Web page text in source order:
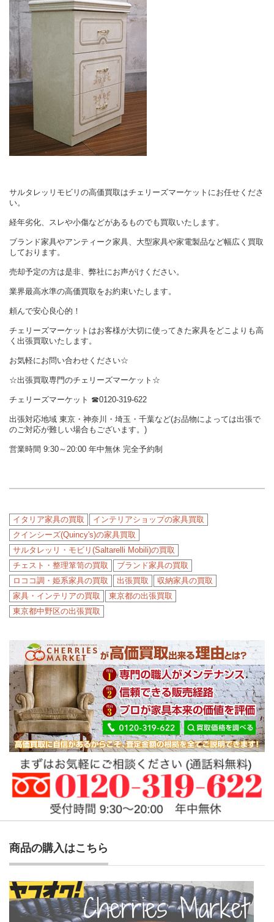
サルタレッリモビリの高価買取はチェリーズマーケットにお任せくださ
い。
経年劣化、スレや小傷などがあるものでも買取いたします。
ブランド家具やアンティーク家具、大型家具や家電製品など幅広く買取
しております。
売却予定の方は是非、弊社にお声がけください。
業界最高水準の高価買取をお約束いたします。
頼んで安心良心的！
チェリーズマーケットはお客様が大切に使ってきた家具をどこよりも高
く出張買取いたします。
お気軽にお問い合わせください☆
☆出張買取専門のチェリーズマーケット☆
チェリーズマーケット ☎︎0120-319-622
出張対応地域 東京・神奈川・埼玉・千葉など(お品物によっては出張で
のご対応が難しい場合もございます。)
営業時間 9:30～20:00 年中無休 完全予約制
イタリア家具の買取
インテリアショップの家具買取
クインシーズ(Quincy's)の家具買取
サルタレッリ・モビリ(Saltarelli Mobili)の買取
チェスト・整理箪笥の買取
ブランド家具の買取
ロココ調・姫系家具の買取
出張買取
収納家具の買取
家具・インテリアの買取
東京都の出張買取
東京都中野区の出張買取
商品の購入はこちら